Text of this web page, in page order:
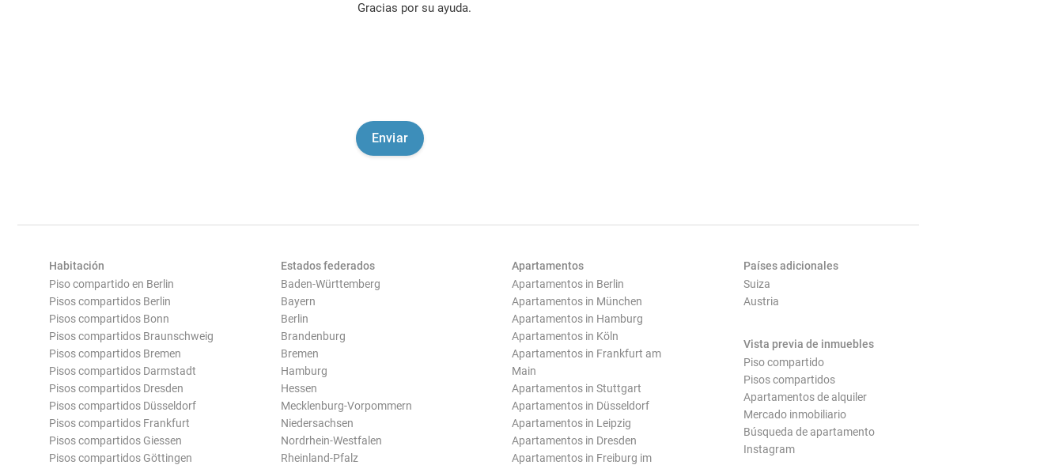
Gracias por su ayuda.
Habitación
Piso compartido en Berlin
Pisos compartidos Berlin
Pisos compartidos Bonn
Pisos compartidos Braunschweig
Pisos compartidos Bremen
Pisos compartidos Darmstadt
Pisos compartidos Dresden
Pisos compartidos Düsseldorf
Pisos compartidos Frankfurt
Pisos compartidos Giessen
Pisos compartidos Göttingen
Estados federados
Baden-Württemberg
Bayern
Berlin
Brandenburg
Bremen
Hamburg
Hessen
Mecklenburg-Vorpommern
Niedersachsen
Nordrhein-Westfalen
Rheinland-Pfalz
Apartamentos
Apartamentos in Berlin
Apartamentos in München
Apartamentos in Hamburg
Apartamentos in Köln
Apartamentos in Frankfurt am
Main
Apartamentos in Stuttgart
Apartamentos in Düsseldorf
Apartamentos in Leipzig
Apartamentos in Dresden
Apartamentos in Freiburg im
Países adicionales
Suiza
Austria
Vista previa de inmuebles
Piso compartido
Pisos compartidos
Apartamentos de alquiler
Mercado inmobiliario
Búsqueda de apartamento
Instagram